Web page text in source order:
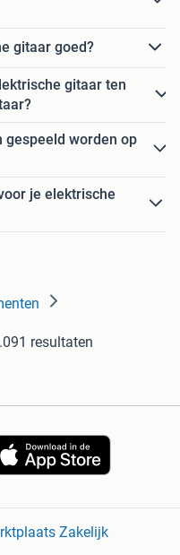
gitaar goed?
gitaar ten
gespeeld worden op
je elektrische
resultaten
Zakelijk